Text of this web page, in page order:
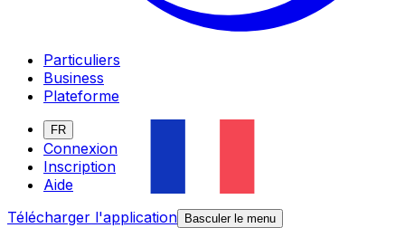
Particuliers
Business
Plateforme
FR
Connexion
Inscription
Aide
Télécharger l'application
Basculer le menu